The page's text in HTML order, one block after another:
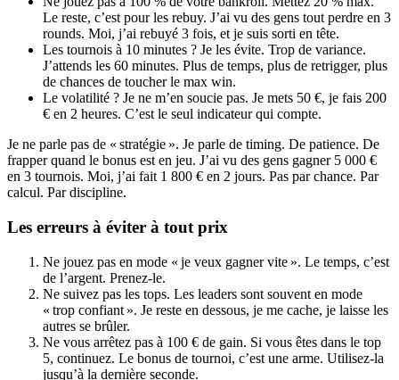
Le reste, c’est pour les rebuy. J’ai vu des gens tout perdre en 3
rounds. Moi, j’ai rebuyé 3 fois, et je suis sorti en tête.
Les tournois à 10 minutes ? Je les évite. Trop de variance.
J’attends les 60 minutes. Plus de temps, plus de retrigger, plus
de chances de toucher le max win.
Le volatilité ? Je ne m’en soucie pas. Je mets 50 €, je fais 200
€ en 2 heures. C’est le seul indicateur qui compte.
Je ne parle pas de « stratégie ». Je parle de timing. De patience. De
frapper quand le bonus est en jeu. J’ai vu des gens gagner 5 000 €
en 3 tournois. Moi, j’ai fait 1 800 € en 2 jours. Pas par chance. Par
calcul. Par discipline.
Les erreurs à éviter à tout prix
Ne jouez pas en mode « je veux gagner vite ». Le temps, c’est
de l’argent. Prenez-le.
Ne suivez pas les tops. Les leaders sont souvent en mode
« trop confiant ». Je reste en dessous, je me cache, je laisse les
autres se brûler.
Ne vous arrêtez pas à 100 € de gain. Si vous êtes dans le top
5, continuez. Le bonus de tournoi, c’est une arme. Utilisez-la
jusqu’à la dernière seconde.